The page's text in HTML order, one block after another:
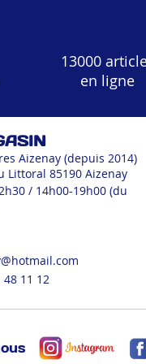
13000
en ligne
Aizenay (depuis 2014)
Littoral 85190 Aizenay
/ 14h00-19h00 (du
48 11 12